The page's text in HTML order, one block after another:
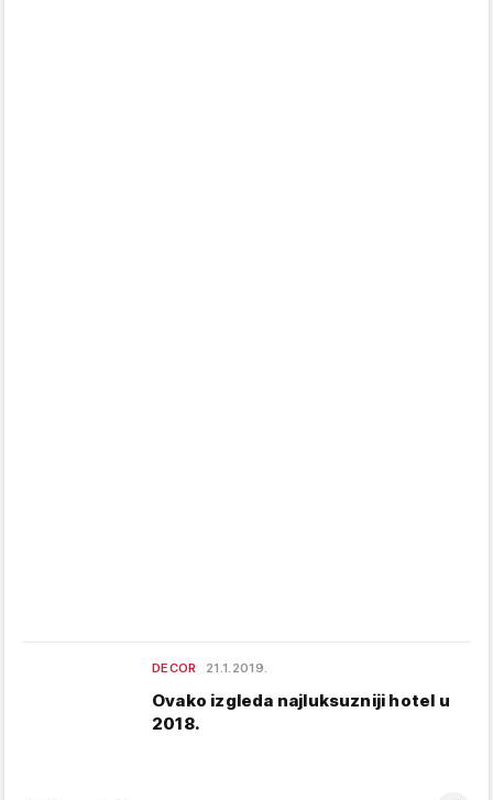
DECOR 21.1.2019.
Ovako izgleda najluksuzniji hotel u
2018.